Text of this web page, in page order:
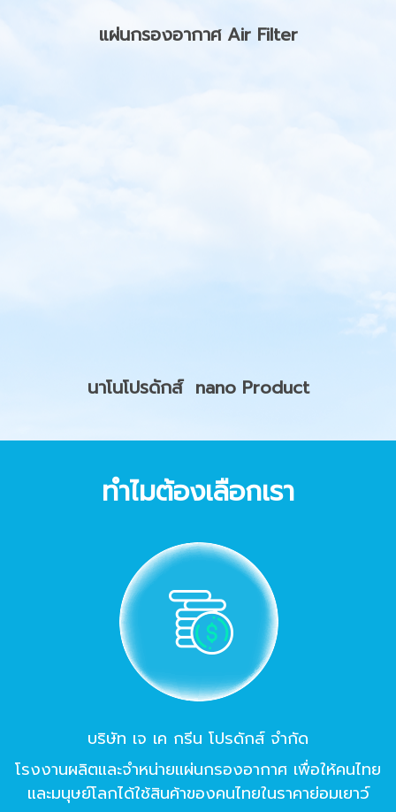
แผ่นกรองอากาศ Air Filter
นาโนโปรดักส์ nano Product
ทำไมต้องเลือกเรา
บริษัท เจ เค กรีน โปรดักส์ จํากัด
โรงงานผลิตและจําหน่ายแผ่นกรองอากาศ เพื่อให้คนไทย
และมนุษย์โลกได้ใช้สินค้าของคนไทยในราคาย่อมเยาว์